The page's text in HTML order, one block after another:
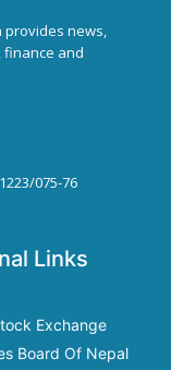
provides news,
finance and
075-76
Links
Exchange
Board Of Nepal